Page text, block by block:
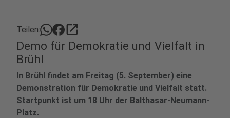
Teilen: open_in_new
Demo für Demokratie und Vielfalt in
Brühl
In Brühl findet am Freitag (5. September) eine
Demonstration für Demokratie und Vielfalt statt.
Startpunkt ist um 18 Uhr der Balthasar-Neumann-
Platz.